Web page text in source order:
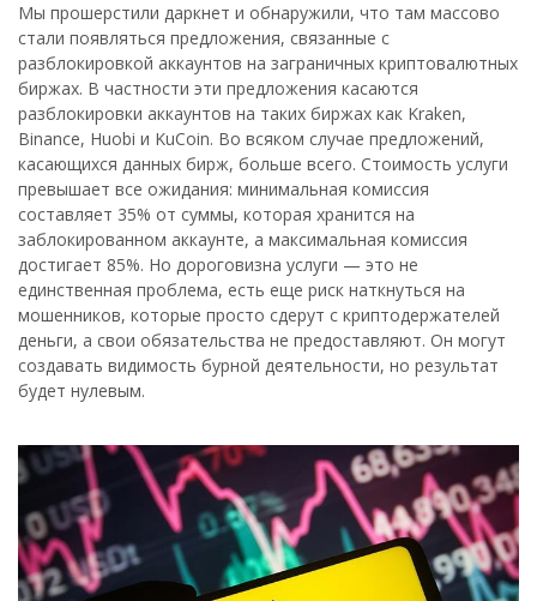
Мы прошерстили даркнет и обнаружили, что там массово
стали появляться предложения, связанные с
разблокировкой аккаунтов на заграничных криптовалютных
биржах. В частности эти предложения касаются
разблокировки аккаунтов на таких биржах как Kraken,
Binance, Huobi и KuCoin. Во всяком случае предложений,
касающихся данных бирж, больше всего. Стоимость услуги
превышает все ожидания: минимальная комиссия
составляет 35% от суммы, которая хранится на
заблокированном аккаунте, а максимальная комиссия
достигает 85%. Но дороговизна услуги — это не
единственная проблема, есть еще риск наткнуться на
мошенников, которые просто сдерут с криптодержателей
деньги, а свои обязательства не предоставляют. Он могут
создавать видимость бурной деятельности, но результат
будет нулевым.